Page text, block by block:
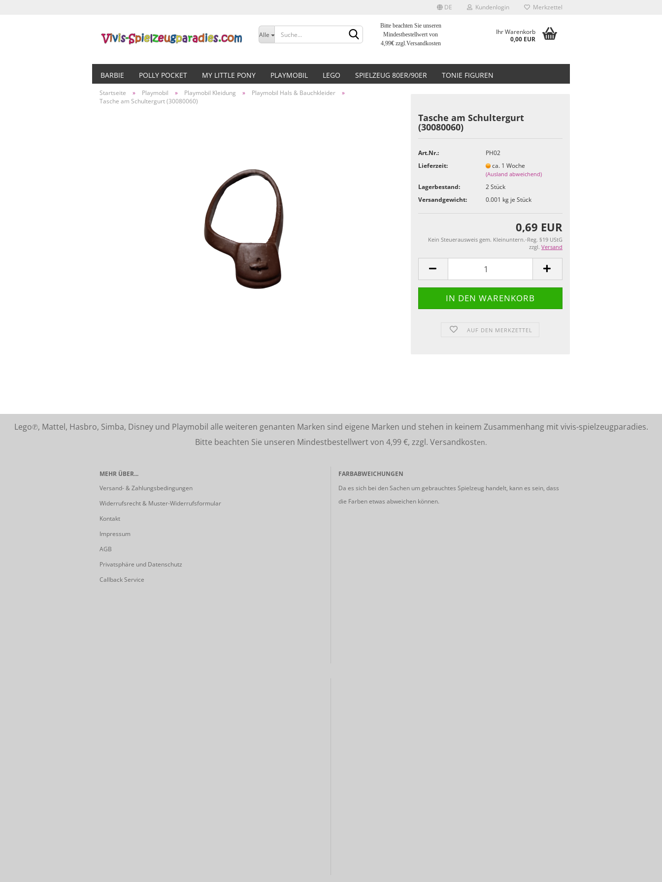
DE
Sprache auswählen
Lieferland
Kundenlogin
Passwort vergessen?
Merkzettel
Alle
Bitte beachten Sie unseren
Mindestbestellwert von
4,99€zzgl.Versandkosten
Ihr Warenkorb
0,00 EUR
BARBIE POLLY POCKET MY LITTLE PONY PLAYMOBIL LEGO SPIELZEUG 80ER/90ER TONIE FIGUREN
Startseite » Playmobil » Playmobil Kleidung » Playmobil Hals & Bauchkleider
»
Tasche am Schultergurt (30080060)
Tasche am Schultergurt
(30080060)
Art.Nr.:
PH02
Lieferzeit:
ca. 1 Woche
(Ausland abweichend)
Lagerbestand: 2Stück
Versandgewicht:
0.001 kg je Stück
0,69 EUR
Kein Steuerausweis gem. Kleinuntern.-Reg. §19 UStG
zzgl. Versand
AUF DEN MERKZETTEL
Lego℗, Mattel, Hasbro, Simba, Disney und Playmobil alle weiteren genanten Marken sind eigene Marken und stehen in keinem Zusammenhang mit vivis-spielzeugparadies.
Bitte beachten Sie unseren Mindestbestellwert von 4,99 €, zzgl. Versandkosten.
MEHR ÜBER...
Versand- & Zahlungsbedingungen
Widerrufsrecht & Muster-Widerrufsformular
Kontakt
Impressum
AGB
Privatsphäre und Datenschutz
Callback Service
FARBABWEICHUNGEN
Da es sich bei den Sachen um gebrauchtes Spielzeug handelt, kann es sein, dass
die Farben etwas abweichen können.